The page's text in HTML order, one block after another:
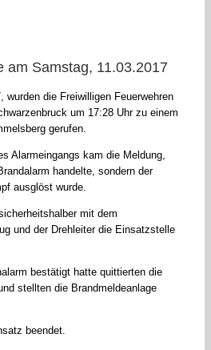
am Samstag, 11.03.2017
wurden die Freiwilligen Feuerwehren
um 17:28 Uhr zu einem
gerufen.
Alarmeingangs kam die Meldung,
handelte, sondern der
ausglöst wurde.
mit dem
und der Drehleiter die Einsatzstelle
bestätigt hatte quittierten die
stellten die Brandmeldeanlage
beendet.